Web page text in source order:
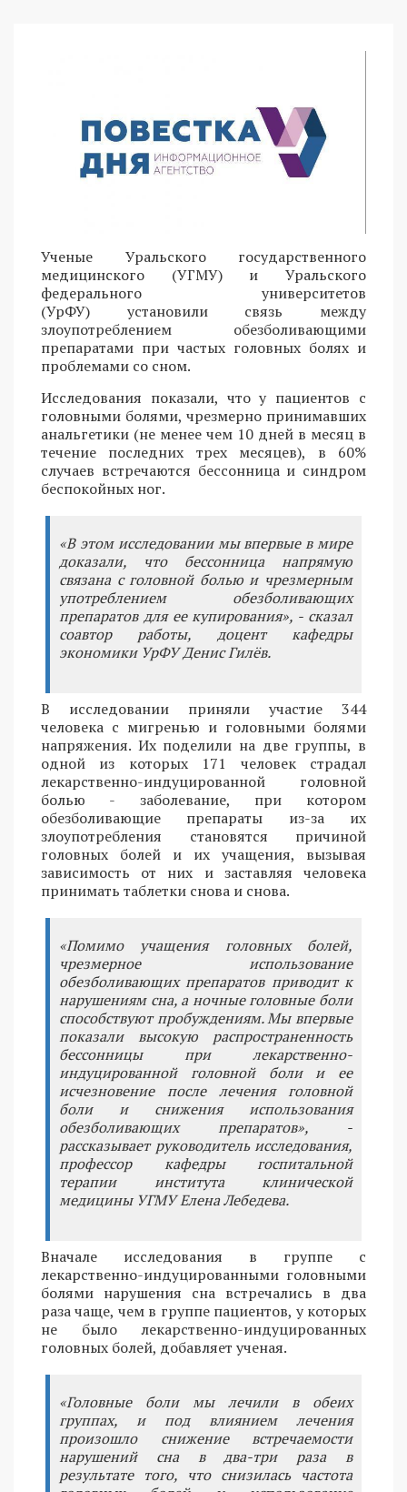
Ученые Уральского государственного
медицинского (УГМУ) и Уральского
федерального университетов
(УрФУ) установили связь между
злоупотреблением обезболивающими
препаратами при частых головных болях и
проблемами со сном.
Исследования показали, что у пациентов с
головными болями, чрезмерно принимавших
анальгетики (не менее чем 10 дней в месяц в
течение последних трех месяцев), в 60%
случаев встречаются бессонница и синдром
беспокойных ног.
«В этом исследовании мы впервые в мире
доказали, что бессонница напрямую
связана с головной болью и чрезмерным
употреблением обезболивающих
препаратов для ее купирования», - сказал
соавтор работы, доцент кафедры
экономики УрФУ Денис Гилёв.
В исследовании приняли участие 344
человека с мигренью и головными болями
напряжения. Их поделили на две группы, в
одной из которых 171 человек страдал
лекарственно-индуцированной головной
болью - заболевание, при котором
обезболивающие препараты из-за их
злоупотребления становятся причиной
головных болей и их учащения, вызывая
зависимость от них и заставляя человека
принимать таблетки снова и снова.
«Помимо учащения головных болей,
чрезмерное использование
обезболивающих препаратов приводит к
нарушениям сна, а ночные головные боли
способствуют пробуждениям. Мы впервые
показали высокую распространенность
бессонницы при лекарственно-
индуцированной головной боли и ее
исчезновение после лечения головной
боли и снижения использования
обезболивающих препаратов», -
рассказывает руководитель исследования,
профессор кафедры госпитальной
терапии института клинической
медицины УГМУ Елена Лебедева.
Вначале исследования в группе с
лекарственно-индуцированными головными
болями нарушения сна встречались в два
раза чаще, чем в группе пациентов, у которых
не было лекарственно-индуцированных
головных болей, добавляет ученая.
«Головные боли мы лечили в обеих
группах, и под влиянием лечения
произошло снижение встречаемости
нарушений сна в два-три раза в
результате того, что снизилась частота